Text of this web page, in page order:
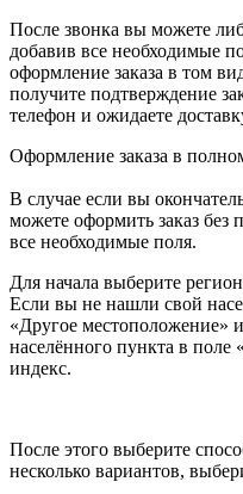
После звонка вы можете
добавив все необходимые
оформление заказа в том
получите подтверждение
телефон и ожидаете
Оформление заказа в
В случае если вы
можете оформить заказ
все необходимые поля.
Для начала выберите
Если вы не нашли свой
«Другое местоположение»
населённого пункта в поле
индекс.
После этого выберите
несколько вариантов,